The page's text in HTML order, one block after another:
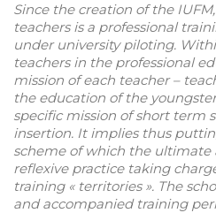
Since the creation of the
teachers is a professional
under university piloting.
teachers in the professional
mission of each teacher –
the education of the
specific mission of short term
insertion. It implies thus
scheme of which the ultimate
reflexive practice taking
training « territories ». The
and accompanied training